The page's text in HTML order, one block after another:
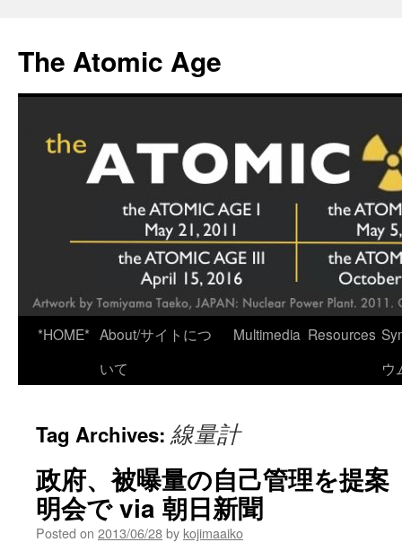
content
The Atomic Age
*HOME* About/サイトにつ
いて
Multimedia Resources
ウ
Tag Archives: 線量計
政府、被曝量の自己管理を提
明会で via 朝日新聞
Posted on 2013/06/28by kojimaaiko